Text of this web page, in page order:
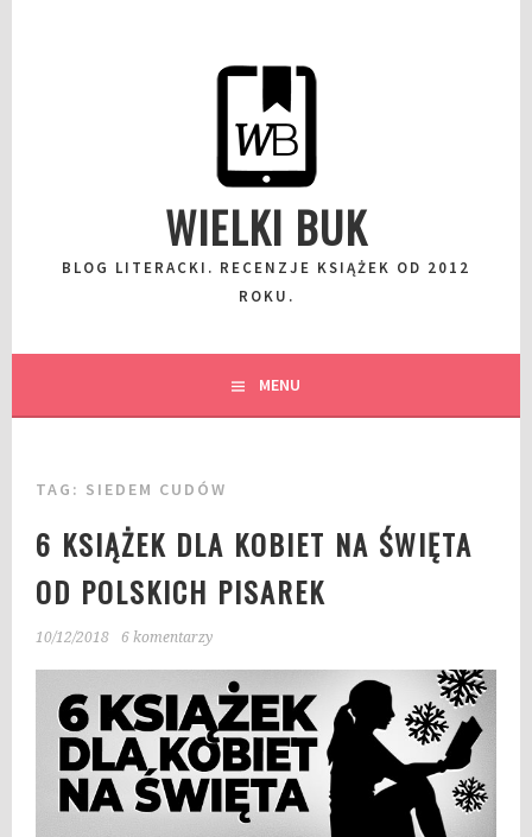
WIELKI BUK
BLOG LITERACKI. RECENZJE KSIĄŻEK OD 2012
ROKU.
MENU
TAG: SIEDEM CUDÓW
6 KSIĄŻEK DLA KOBIET NA ŚWIĘTA
OD POLSKICH PISAREK
10/12/2018 6 komentarzy